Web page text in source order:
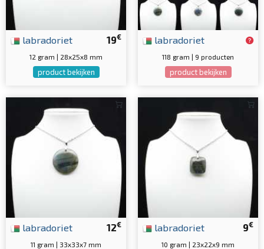
19€
labradoriet
12 gram | 28x25x8 mm
product bekijken
labradoriet
118 gram | 9 producten
product bekijken
12€
labradoriet
11 gram | 33x33x7 mm
9€
labradoriet
10 gram | 23x22x9 mm